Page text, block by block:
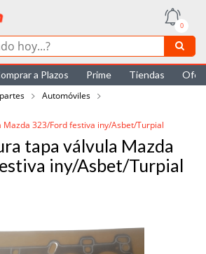
0
a Plazos Prime Tiendas
Automóviles
Mazda 323/Ford festiva iny/Asbet/Turpial
tapa válvula Mazda
iny/Asbet/Turpial